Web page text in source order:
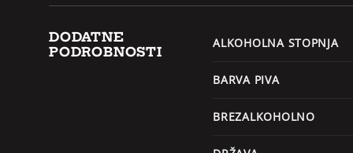
DODATNE
PODROBNOSTI
ALKOHOLNA STOPNJA
BARVA PIVA
BREZALKOHOLNO